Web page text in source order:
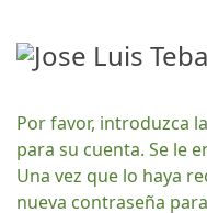
Por favor, introduzca
para su cuenta. Se le
Una vez que lo haya
nueva contraseña